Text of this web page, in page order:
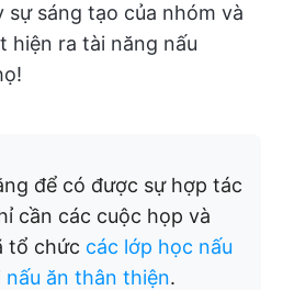
sự sáng tạo của nhóm và
hiện ra tài năng nấu
để có được sự hợp tác
cần các cuộc họp và
tổ chức các lớp học nấu
ăn thân thiện.